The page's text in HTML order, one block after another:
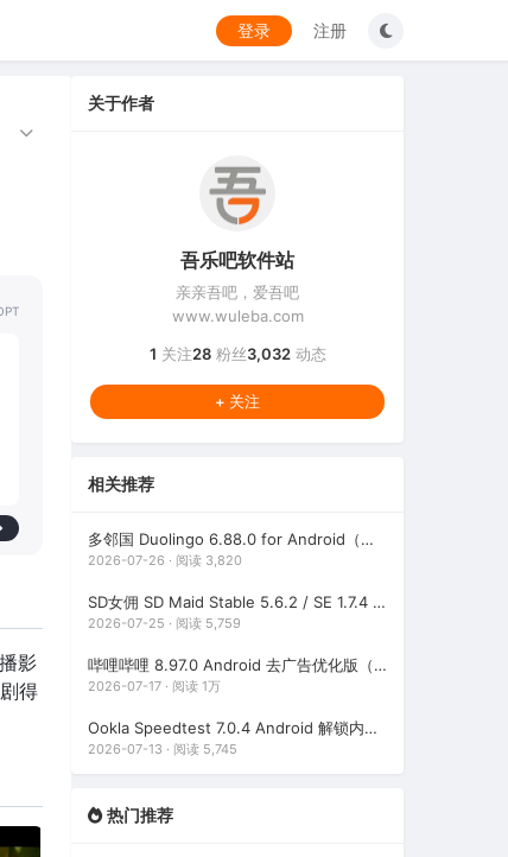
登录 注册
影
得
关于作者
吾乐吧软件站
亲亲吾吧，爱吾吧
www.wuleba.com
1 关注28粉丝3,032动态
+ 关注
相关推荐
多邻国 Duolingo 6.88.0 for Android（解锁高级功能版，最多人使用的外语学习软件）
2026-07-26 · 阅读 3,820
SD女佣 SD Maid Stable 5.6.2 / SE 1.7.4 高级版破解版（安卓系统清理工具）
2026-07-25 · 阅读 5,759
哔哩哔哩 8.97.0 Android 去广告优化版（集成哔哩漫游，免费观看中国大陆以外的版权番剧）
2026-07-17 · 阅读 1万
Ookla Speedtest 7.0.4 Android 解锁内购去广告版（最佳手机网速测试工具，支持5G测速软件）
2026-07-13 · 阅读 5,745
热门推荐